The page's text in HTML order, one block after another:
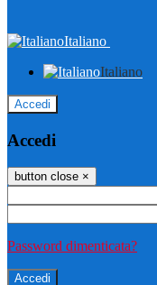
Italiano
Italiano
Accedi
Accedi
button close ×
Password dimenticata?